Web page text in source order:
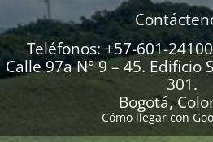
Teléfonos: +57-601-
Calle 97a N° 9 – 45. Edificio
301.
Bogotá,
Cómo llegar con